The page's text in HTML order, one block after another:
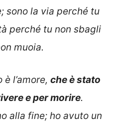
sono la via perché tu
perché tu non sbagli
muoia.
l’amore, che è stato
e per morire.
alla fine; ho avuto un